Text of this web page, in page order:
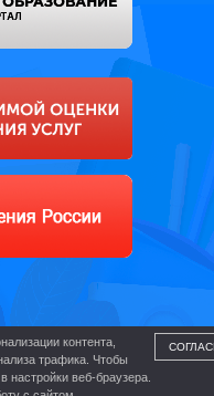
контента,
трафика. Чтобы
веб-браузера.